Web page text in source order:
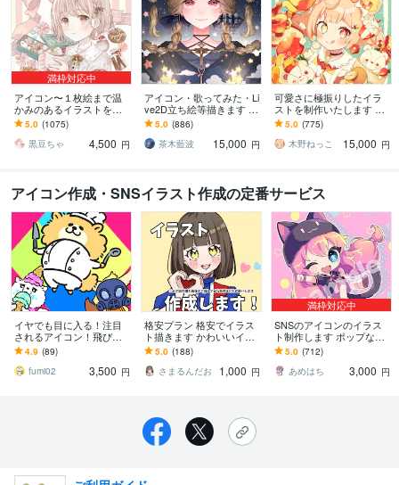
満枠対応中
アイコン〜１枚絵まで温
かみのあるイラストを描
きます ★ココナラ自体が
初めての方も、お気軽に
ご相談ください♪★
5.0 (1075)
黒豆ちゃ
4,500 円
アイコン・歌ってみた・Li
ve2D立ち絵等描きます ち
びキャラや配信用イラス
ト等、幅広く制作してい
ます！
5.0 (886)
茶木藍波
15,000 円
可愛さに極振りしたイラ
ストを制作いたします ★
商用利用＆二次利用込
み！ミニキャラは小物２
点まで無料！★
5.0 (775)
木野ねっこ
15,000 円
アイコン作成・SNSイラスト作成の定番サービス
イヤでも目に入る！注目
されるアイコン！飛び出
します キャラ映えする！
配色バランス絶妙すぎ
る！キャッチアイコン！
4.9 (89)
fumi02
3,500 円
格安プラン 格安でイラス
ト描きます かわいいイラ
ストを安く早く提供しま
す！
5.0 (188)
さまるんだお
1,000 円
満枠対応中
SNSのアイコンのイラス
ト制作します ポップなデ
フォルメキャラクターの
アイコン描きます
5.0 (712)
あめはち
3,000 円